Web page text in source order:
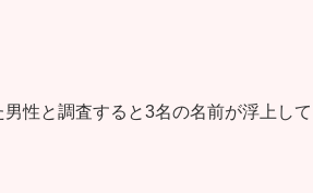
性と調査すると3名の名前が浮上して